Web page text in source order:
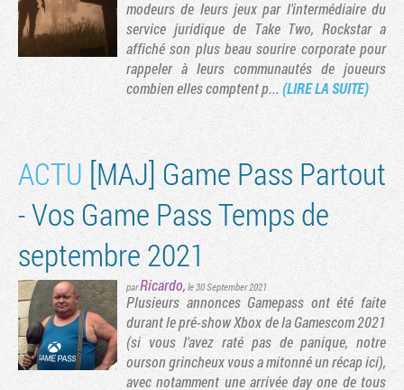
modeurs de leurs jeux par l'intermédiaire du
service juridique de Take Two, Rockstar a
affiché son plus beau sourire corporate pour
rappeler à leurs communautés de joueurs
combien elles comptent p... (LIRE LA SUITE)
ACTU [MAJ] Game Pass Partout
- Vos Game Pass Temps de
septembre 2021
parRicardo, le 30 September 2021
Plusieurs annonces Gamepass ont été faite
durant le pré-show Xbox de la Gamescom 2021
(si vous l'avez raté pas de panique, notre
ourson grincheux vous a mitonné un récap ici),
avec notamment une arrivée day one de tous